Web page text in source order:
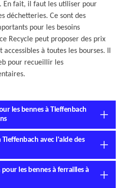
En fait, il faut les utiliser pour
déchetteries. Ce sont des
pour les besoins
Recycle peut proposer des prix
à toutes les bourses. Il
pour recueillir les
les bennes à Tieffenbach
Tieffenbach avec l'aide des
les bennes à ferrailles à